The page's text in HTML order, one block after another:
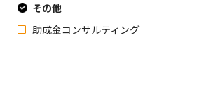
その他
助成金コンサルティング